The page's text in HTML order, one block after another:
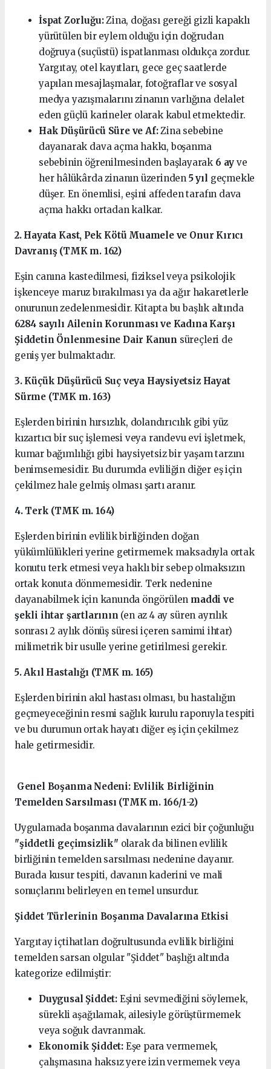
İspat Zorluğu:Zina, doğası gereği gizli kapaklı
yürütülen bir eylem olduğu için doğrudan
doğruya (suçüstü) ispatlanması oldukça zordur.
Yargıtay, otel kayıtları, gece geç saatlerde
yapılan mesajlaşmalar, fotoğraflar ve sosyal
medya yazışmalarını zinanın varlığına delalet
eden güçlü karineler olarak kabul etmektedir.
Hak Düşürücü Süre ve Af:Zina sebebine
dayanarak dava açma hakkı, boşanma
sebebinin öğrenilmesinden başlayarak 6 ay ve
her hâlükârda zinanın üzerinden 5 yıl geçmekle
düşer. En önemlisi, eşini affeden tarafın dava
açma hakkı ortadan kalkar.
2. Hayata Kast, Pek Kötü Muamele ve Onur Kırıcı
Davranış (TMK m. 162)
Eşin canına kastedilmesi, fiziksel veya psikolojik
işkenceye maruz bırakılması ya da ağır hakaretlerle
onurunun zedelenmesidir. Kitapta bu başlık altında
6284 sayılı Ailenin Korunması ve Kadına Karşı
Şiddetin Önlenmesine Dair Kanun süreçleri de
geniş yer bulmaktadır.
3. Küçük Düşürücü Suç veya Haysiyetsiz Hayat
Sürme (TMK m. 163)
Eşlerden birinin hırsızlık, dolandırıcılık gibi yüz
kızartıcı bir suç işlemesi veya randevu evi işletmek,
kumar bağımlılığı gibi haysiyetsiz bir yaşam tarzını
benimsemesidir. Bu durumda evliliğin diğer eş için
çekilmez hale gelmiş olması şartı aranır.
4. Terk (TMK m. 164)
Eşlerden birinin evlilik birliğinden doğan
yükümlülükleri yerine getirmemek maksadıyla ortak
konutu terk etmesi veya haklı bir sebep olmaksızın
ortak konuta dönmemesidir. Terk nedenine
dayanabilmek için kanunda öngörülen maddi ve
şekli ihtar şartlarının (en az 4 ay süren ayrılık
sonrası 2 aylık dönüş süresi içeren samimi ihtar)
milimetrik bir usulle yerine getirilmesi gerekir.
5. Akıl Hastalığı (TMK m. 165)
Eşlerden birinin akıl hastası olması, bu hastalığın
geçmeyeceğinin resmi sağlık kurulu raporuyla tespiti
ve bu durumun ortak hayatı diğer eş için çekilmez
hale getirmesidir.
Genel Boşanma Nedeni: Evlilik Birliğinin
Temelden Sarsılması (TMK m. 166/1-2)
Uygulamada boşanma davalarının ezici bir çoğunluğu
"şiddetli geçimsizlik" olarak da bilinen evlilik
birliğinin temelden sarsılması nedenine dayanır.
Burada kusur tespiti, davanın kaderini ve mali
sonuçlarını belirleyen en temel unsurdur.
Şiddet Türlerinin Boşanma Davalarına Etkisi
Yargıtay içtihatları doğrultusunda evlilik birliğini
temelden sarsan olgular "Şiddet" başlığı altında
kategorize edilmiştir:
Duygusal Şiddet:Eşini sevmediğini söylemek,
sürekli aşağılamak, ailesiyle görüştürmemek
veya soğuk davranmak.
Ekonomik Şiddet:Eşe para vermemek,
çalışmasına haksız yere izin vermemek veya